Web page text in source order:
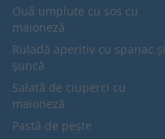
Ouă umplute cu sos cu
maioneză
Ruladă aperitiv cu spanac și
șuncă
Salată de ciuperci cu
maioneză
Pastă de pește